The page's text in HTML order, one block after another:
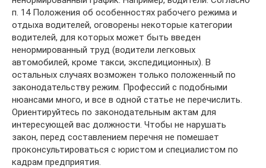
п. 14 Положения об особенностях рабочего режима и
отдыха водителей, оговорены некоторые категории
водителей, для которых может быть введен
ненормированный труд (водители легковых
автомобилей, кроме такси, экспедиционных). В
остальных случаях возможен только положенный по
законодательству режим. Профессий с подобными
нюансами много, и все в одной статье не перечислить.
Ориентируйтесь по законодательным актам для
интересующей вас должности. Чтобы не нарушать
закон, перед составлением перечня не помешает
проконсультироваться с юристом и специалистом по
кадрам предприятия.